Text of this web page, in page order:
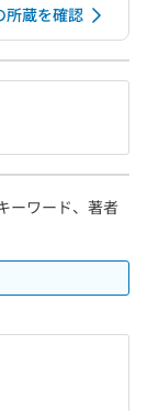
所蔵を確認
ーワード、著者